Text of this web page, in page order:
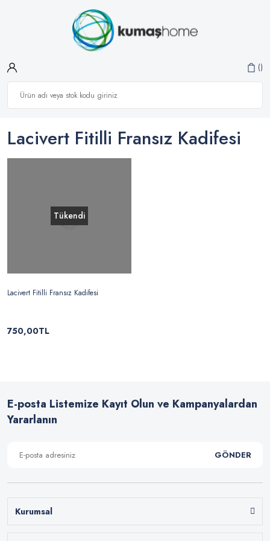
Lacivert Fitilli Fransız Kadifesi
Tükendi
Lacivert Fitilli Fransız Kadifesi
750,00TL
E-posta Listemize Kayıt Olun ve Kampanyalardan
Yararlanın
GÖNDER
Kurumsal